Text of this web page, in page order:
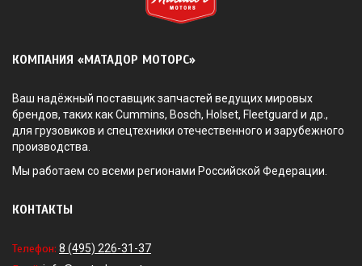
КОМПАНИЯ «МАТАДОР МОТОРС»
Ваш надёжный поставщик запчастей ведущих мировых
брендов, таких как Cummins, Bosch, Holset, Fleetguard и др.,
для грузовиков и спецтехники отечественного и зарубежного
производства.
Мы работаем со всеми регионами Российской Федерации.
КОНТАКТЫ
Телефон: 8 (495) 226-31-37